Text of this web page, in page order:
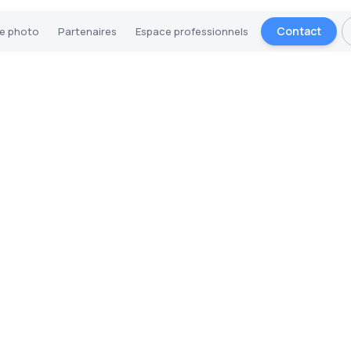
photo Partenaires Espace professionnels Contact